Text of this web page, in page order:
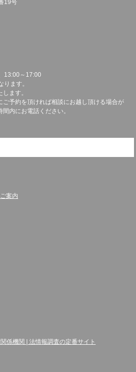
19号
13:00～17:00
ます。
ます。
予約を頂ければ相談にお越し頂ける場合が
内にお電話ください。
案内
係機関 | 法情報調査の定番サイト